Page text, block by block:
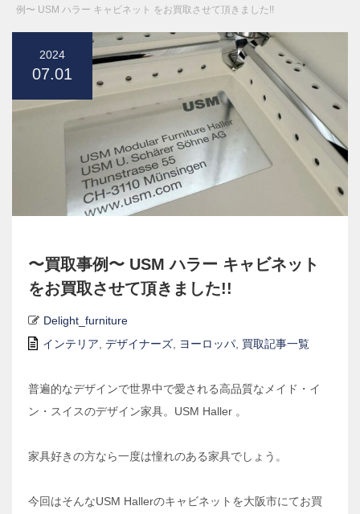
例〜 USM ハラー キャビネット をお買取させて頂きました!!
2024
07.01
〜買取事例〜 USM ハラー キャビネット
をお買取させて頂きました!!
Delight_furniture
インテリア, デザイナーズ, ヨーロッパ, 買取記事一覧
普遍的なデザインで世界中で愛される高品質なメイド・イ
ン・スイスのデザイン家具。USM Haller 。
家具好きの方なら一度は憧れのある家具でしょう。
今回はそんなUSM Hallerのキャビネットを大阪市にてお買